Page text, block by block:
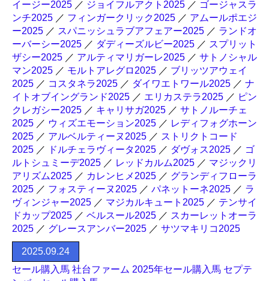
イージー2025 ／ ジョイフルアクト2025 ／ ゴージャスラ
ンチ2025 ／ フィンガークリック2025 ／ アムールポエジ
ー2025 ／ スパニッシュラブアフェアー2025 ／ ランドオ
ーバーシー2025 ／ ダディーズルビー2025 ／ スプリット
ザシー2025 ／ アルティマリガーレ2025 ／ サトノシャル
マン2025 ／ モルトアレグロ2025 ／ ブリッツアウェイ
2025 ／ コスタネラ2025 ／ ダイワエトワール2025 ／ ナ
イトオブイングランド2025 ／ エリカステラ2025 ／ ピン
クレガシー2025 ／ キャリサガ2025 ／ サトノルーチェ
2025 ／ ウィズエモーション2025 ／ レディフォグホーン
2025 ／ アルベルティーヌ2025 ／ ストリクトコード
2025 ／ ドルチェラヴィータ2025 ／ ダヴォス2025 ／ ゴ
ルトシュミーデ2025 ／ レッドカルム2025 ／ マジックリ
アリズム2025 ／ カレンヒメ2025 ／ グランディフローラ
2025 ／ フォスティーヌ2025 ／ パネットーネ2025 ／ ラ
ヴィンジャー2025 ／ マジカルキュート2025 ／ テンサイ
ドカップ2025 ／ ベルスール2025 ／ スカーレットオーラ
2025 ／ グレースアンバー2025 ／ サツマキリコ2025
2025.09.24
セール購入馬 社台ファーム 2025年セール購入馬 セプテ